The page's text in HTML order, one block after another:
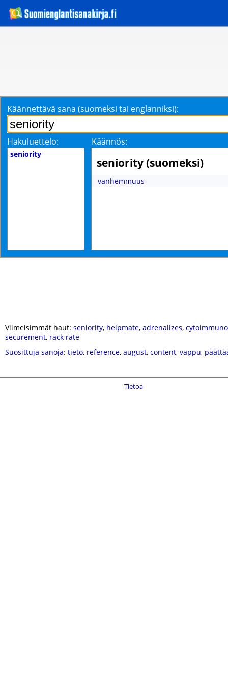
Käännettävä sana (suomeksi tai englanniksi):
Hakuluettelo: Käännös:
seniority
seniority (suomeksi)
vanhemmuus
Viimeisimmät haut: seniority, helpmate, adrenalizes,
securement, rack rate
Suosittuja sanoja: tieto, reference, august, content, vappu,
Tietoa